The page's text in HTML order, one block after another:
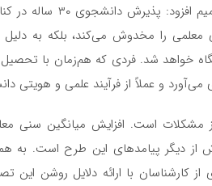
را مخدوش می‌کند، بلکه به دلیل
خواهد شد. فردی که هم‌زمان با تحصیل
و عملاً از فرآیند علمی و هویتی
مشکلات است. افزایش میانگین سنی
از دیگر پیامدهای این طرح است. به
با ارائه دلایل روشن این